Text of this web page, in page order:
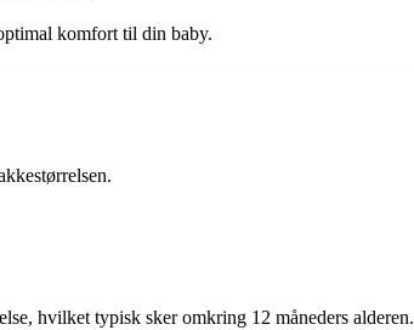
komfort til din baby.
hvilket typisk sker omkring 12 måneders alderen.